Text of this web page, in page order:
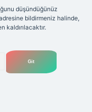
düşündüğünüz
bildirmeniz halinde,
kaldırılacaktır.